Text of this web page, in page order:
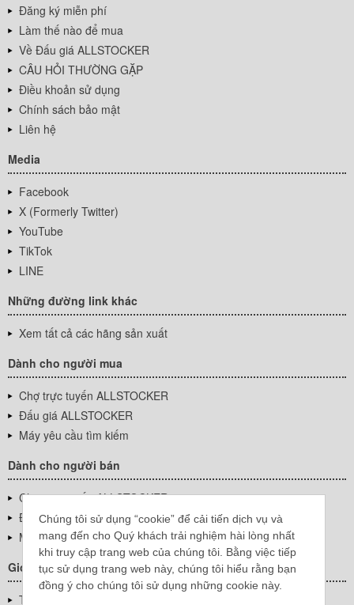
Chúng tôi sử dụng “cookie” để cải tiến dịch vụ và
mang đến cho Quý khách trải nghiệm hài lòng nhất
khi truy cập trang web của chúng tôi. Bằng việc tiếp
tục sử dụng trang web này, chúng tôi hiểu rằng bạn
đồng ý cho chúng tôi sử dụng những cookie này.
Đăng ký miễn phí
Làm thế nào để mua
Về Đấu giá ALLSTOCKER
CÂU HỎI THƯỜNG GẶP
Điều khoản sử dụng
Chính sách bảo mật
Liên hệ
Media
Facebook
X (Formerly Twitter)
YouTube
TikTok
LINE
Những đường link khác
Xem tất cả các hãng sản xuất
Dành cho người mua
Chợ trực tuyến ALLSTOCKER
Đấu giá ALLSTOCKER
Máy yêu cầu tìm kiếm
Dành cho người bán
Chợ trực tuyến ALLSTOCKER
Đấu giá ALLSTOCKER
Máy yêu cầu tìm kiếm
Giới thiệu công ty
Thông tin về doanh nghiệp